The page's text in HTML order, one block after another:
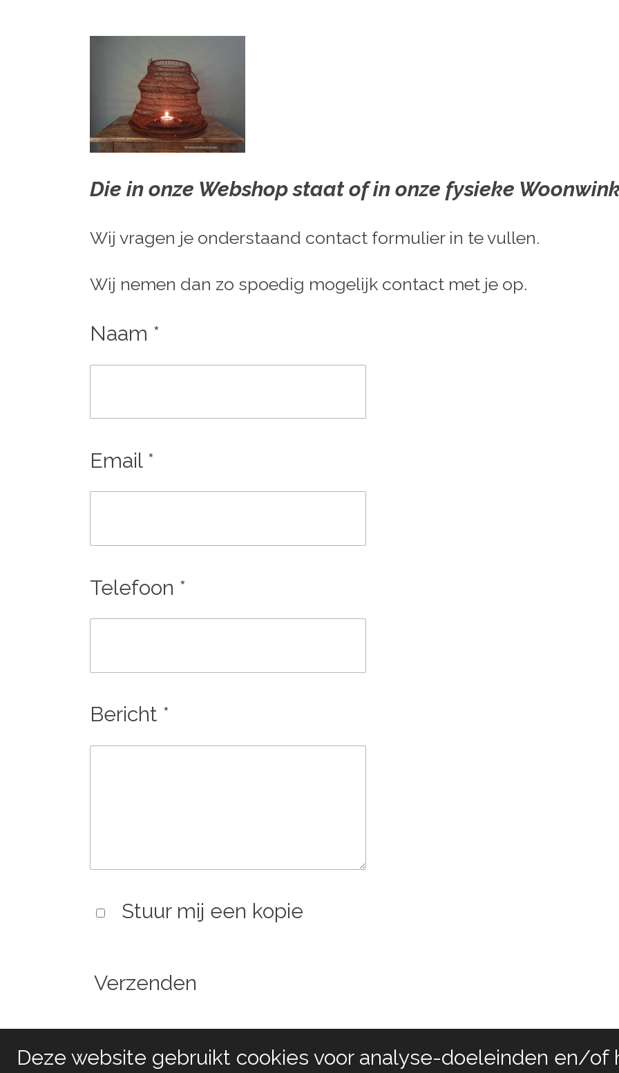
Deze website gebruikt cookies voor analyse-doeleinden en/of
Die in onze Webshop staat of in onze fysieke
Wij vragen je onderstaand contact formulier in te vullen.
Wij nemen dan zo spoedig mogelijk contact met je op.
Naam *
Email *
Telefoon *
Bericht *
Stuur mij een kopie
Verzenden